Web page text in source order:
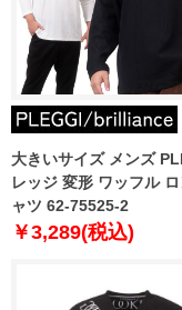
大きいサイズ メンズ
レッジ 変形 ワッフル
ャツ 62-75525-2
￥3,289(税込)